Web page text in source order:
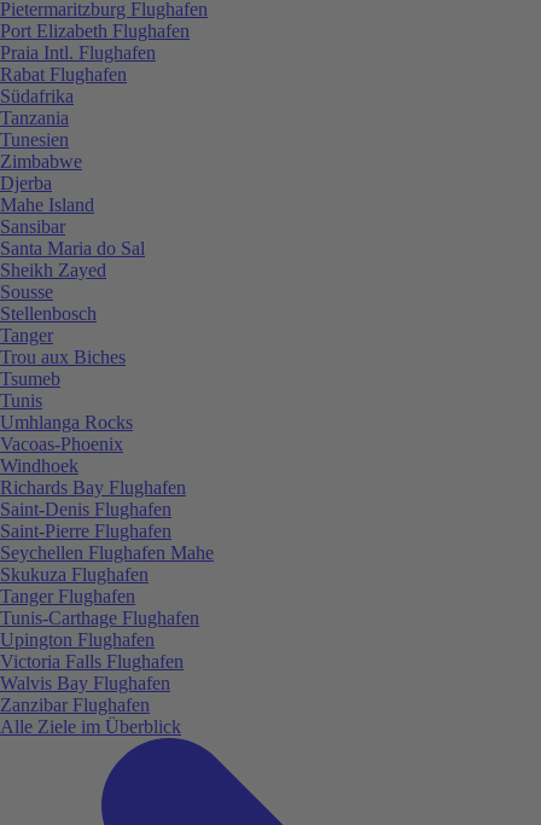
Pietermaritzburg Flughafen
Port Elizabeth Flughafen
Praia Intl. Flughafen
Rabat Flughafen
Südafrika
Tanzania
Tunesien
Zimbabwe
Djerba
Mahe Island
Sansibar
Santa Maria do Sal
Sheikh Zayed
Sousse
Stellenbosch
Tanger
Trou aux Biches
Tsumeb
Tunis
Umhlanga Rocks
Vacoas-Phoenix
Windhoek
Richards Bay Flughafen
Saint-Denis Flughafen
Saint-Pierre Flughafen
Seychellen Flughafen Mahe
Skukuza Flughafen
Tanger Flughafen
Tunis-Carthage Flughafen
Upington Flughafen
Victoria Falls Flughafen
Walvis Bay Flughafen
Zanzibar Flughafen
Alle Ziele im Überblick